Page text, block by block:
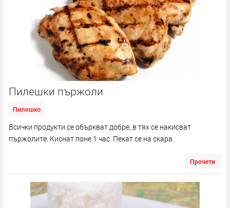
Пилешки пържоли
Пилешко
Всички продукти се объркват добре, в тях се накисват
пържолите. Киснат поне 1 час. Пекат се на скара.
Прочети